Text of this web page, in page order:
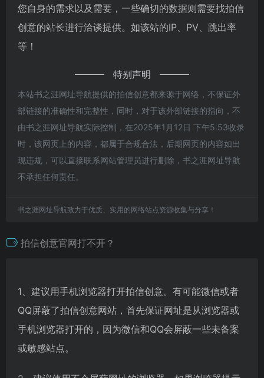
您自身的需求以及需要，一些确切的数据则需要找拍信
创意的站长进行洽谈提供。如该站的IP、PV、跳出率
等！
特别声明
本站书之涯网址导航提供的拍信创意都来源于网络，不保证外
部链接的准确性和完整性，同时，对于该外部链接的指向，不
由书之涯网址导航实际控制，在2025年1月12日 下午5:53收录
时，该网页上的内容，都属于合规合法，后期网页的内容如出
现违规，可以直接联系网站管理员进行删除，书之涯网址导航
不承担任何责任。
书之涯网址导航致力于优质、实用的网络站点资源收集与分享！
拍信创意官网打不开？
1、建议用手机浏览器打开拍信创意。有可能微信或者
QQ屏蔽了拍信创意网站，首先保证网址是从浏览器或
手机浏览器打开的，因为微信和QQ会屏蔽一些未备案
或敏感站点。